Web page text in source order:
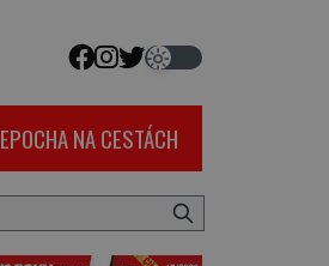
EPOCHA NA CESTÁCH